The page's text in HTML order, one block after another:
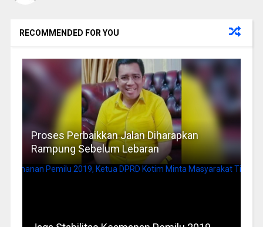
RECOMMENDED FOR YOU
Proses Perbaikkan Jalan Diharapkan
Rampung Sebelum Lebaran